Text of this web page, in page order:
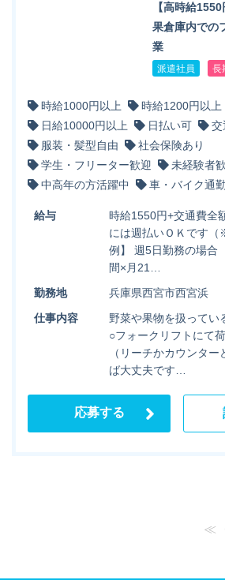
【高時給
果倉庫内での
業
派遣社員 長
時給1000円以上
時給1200円以上
日給10000円以上
日払い可
交
服装・髪型自由
社会保険あり
学生・フリーター歓迎
未経験者
中高年の方活躍中
車・バイク通
給与
時給1550円+交通費全
には週払いＯＫです
例】 週5日勤務の場
間×月21…
勤務地
兵庫県西宮市西宮浜
仕事内容
野菜や果物を扱ってい
○フォークリフトにて
（リーチかカウンタ
ば大丈夫です…
応募する
≪